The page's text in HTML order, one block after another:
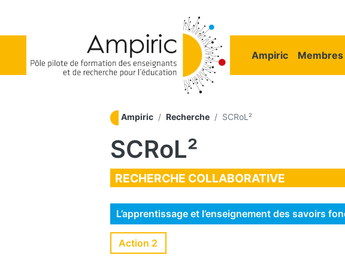
Ampiric Membres
Ampiric Recherche SCRoL²
SCRoL²
RECHERCHE COLLABORATIVE
L’apprentissage et l’enseignement des savoirs
Action 2